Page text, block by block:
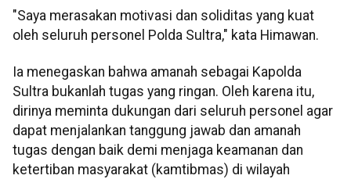
"Saya merasakan motivasi dan soliditas yang kuat
oleh seluruh personel Polda Sultra," kata Himawan.
Ia menegaskan bahwa amanah sebagai Kapolda
Sultra bukanlah tugas yang ringan. Oleh karena itu,
dirinya meminta dukungan dari seluruh personel agar
dapat menjalankan tanggung jawab dan amanah
tugas dengan baik demi menjaga keamanan dan
ketertiban masyarakat (kamtibmas) di wilayah